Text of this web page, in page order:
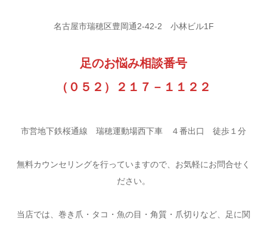
名古屋市瑞穂区豊岡通2-42-2 小林ビル1F
足のお悩み相談番号
（０５２）２１７－１１２２
市営地下鉄桜通線 瑞穂運動場西下車 ４番出口 徒歩１分
無料カウンセリングを行っていますので、お気軽にお問合せく
ださい。
当店では、巻き爪・タコ・魚の目・角質・爪切りなど、足に関